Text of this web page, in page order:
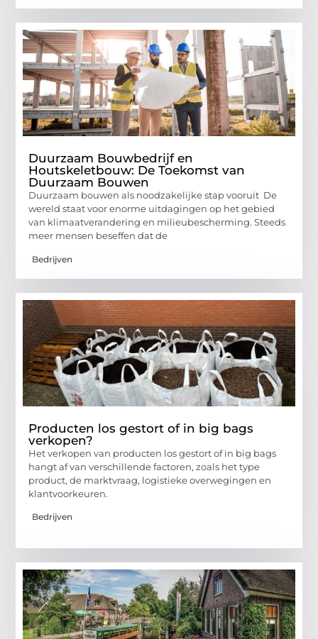
Duurzaam Bouwbedrijf en
Houtskeletbouw: De Toekomst van
Duurzaam Bouwen
Duurzaam bouwen als noodzakelijke stap vooruit De
wereld staat voor enorme uitdagingen op het gebied
van klimaatverandering en milieubescherming. Steeds
meer mensen beseffen dat de
Bedrijven
Producten los gestort of in big bags
verkopen?
Het verkopen van producten los gestort of in big bags
hangt af van verschillende factoren, zoals het type
product, de marktvraag, logistieke overwegingen en
klantvoorkeuren.
Bedrijven